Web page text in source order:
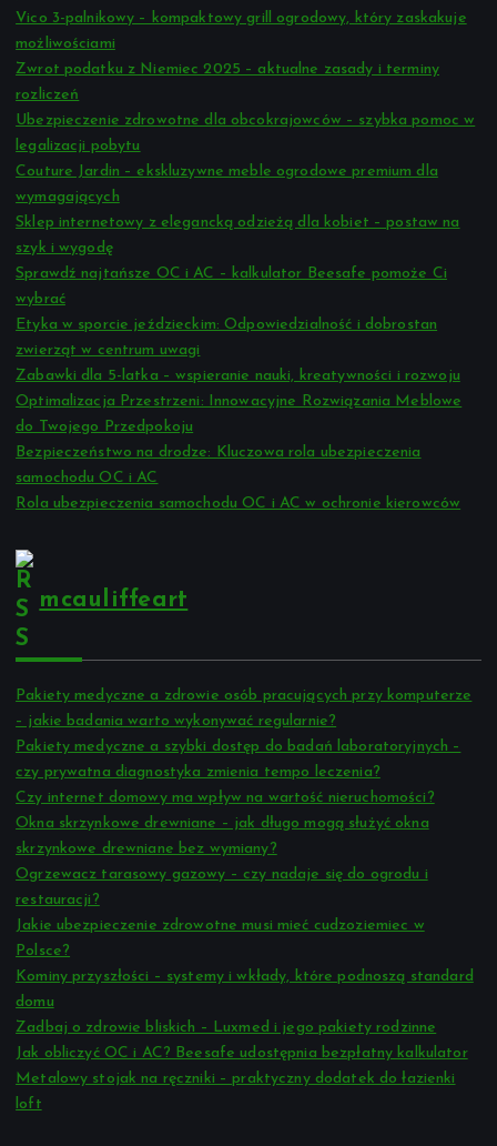
Vico 3-palnikowy – kompaktowy grill ogrodowy, który zaskakuje
możliwościami
Zwrot podatku z Niemiec 2025 – aktualne zasady i terminy
rozliczeń
Ubezpieczenie zdrowotne dla obcokrajowców – szybka pomoc w
legalizacji pobytu
Couture Jardin – ekskluzywne meble ogrodowe premium dla
wymagających
Sklep internetowy z elegancką odzieżą dla kobiet – postaw na
szyk i wygodę
Sprawdź najtańsze OC i AC – kalkulator Beesafe pomoże Ci
wybrać
Etyka w sporcie jeździeckim: Odpowiedzialność i dobrostan
zwierząt w centrum uwagi
Zabawki dla 5-latka – wspieranie nauki, kreatywności i rozwoju
Optimalizacja Przestrzeni: Innowacyjne Rozwiązania Meblowe
do Twojego Przedpokoju
Bezpieczeństwo na drodze: Kluczowa rola ubezpieczenia
samochodu OC i AC
Rola ubezpieczenia samochodu OC i AC w ochronie kierowców
mcauliffeart
Pakiety medyczne a zdrowie osób pracujących przy komputerze
– jakie badania warto wykonywać regularnie?
Pakiety medyczne a szybki dostęp do badań laboratoryjnych –
czy prywatna diagnostyka zmienia tempo leczenia?
Czy internet domowy ma wpływ na wartość nieruchomości?
Okna skrzynkowe drewniane – jak długo mogą służyć okna
skrzynkowe drewniane bez wymiany?
Ogrzewacz tarasowy gazowy – czy nadaje się do ogrodu i
restauracji?
Jakie ubezpieczenie zdrowotne musi mieć cudzoziemiec w
Polsce?
Kominy przyszłości – systemy i wkłady, które podnoszą standard
domu
Zadbaj o zdrowie bliskich – Luxmed i jego pakiety rodzinne
Jak obliczyć OC i AC? Beesafe udostępnia bezpłatny kalkulator
Metalowy stojak na ręczniki – praktyczny dodatek do łazienki
loft